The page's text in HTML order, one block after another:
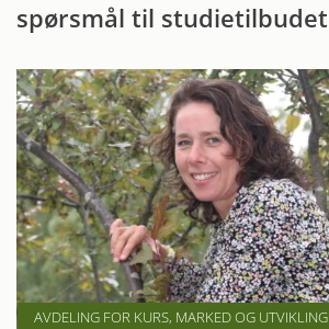
spørsmål til studietilbudet
AVDELING FOR KURS, MARKED OG UTVIKLING